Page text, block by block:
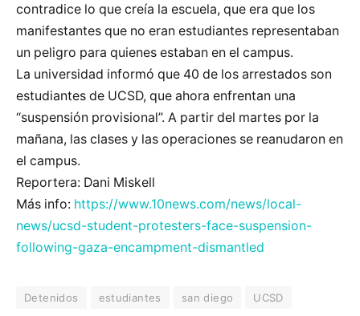
contradice lo que creía la escuela, que era que los
manifestantes que no eran estudiantes representaban
un peligro para quienes estaban en el campus.
La universidad informó que 40 de los arrestados son
estudiantes de UCSD, que ahora enfrentan una
“suspensión provisional”. A partir del martes por la
mañana, las clases y las operaciones se reanudaron en
el campus.
Reportera: Dani Miskell
Más info: https://www.10news.com/news/local-
news/ucsd-student-protesters-face-suspension-
following-gaza-encampment-dismantled
Detenidos estudiantes san diego UCSD